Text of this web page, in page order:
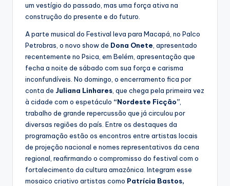
um vestígio do passado, mas uma força ativa na
construção do presente e do futuro.
A parte musical do Festival leva para Macapá, no Palco
Petrobras, o novo show de Dona Onete , apresentado
recentemente no Psica, em Belém, apresentação que
fecha a noite de sábado com sua força e carisma
inconfundíveis. No domingo, o encerramento fica por
conta de Juliana Linhares , que chega pela primeira vez
à cidade com o espetáculo “Nordeste Ficção”
trabalho de grande repercussão que já circulou por
diversas regiões do país. Entre os destaques da
programação estão os encontros entre artistas locais
de projeção nacional e nomes representativos da cena
regional, reafirmando o compromisso do festival com o
fortalecimento da cultura amazônica. Integram esse
mosaico criativo artistas como Patrícia Bastos,